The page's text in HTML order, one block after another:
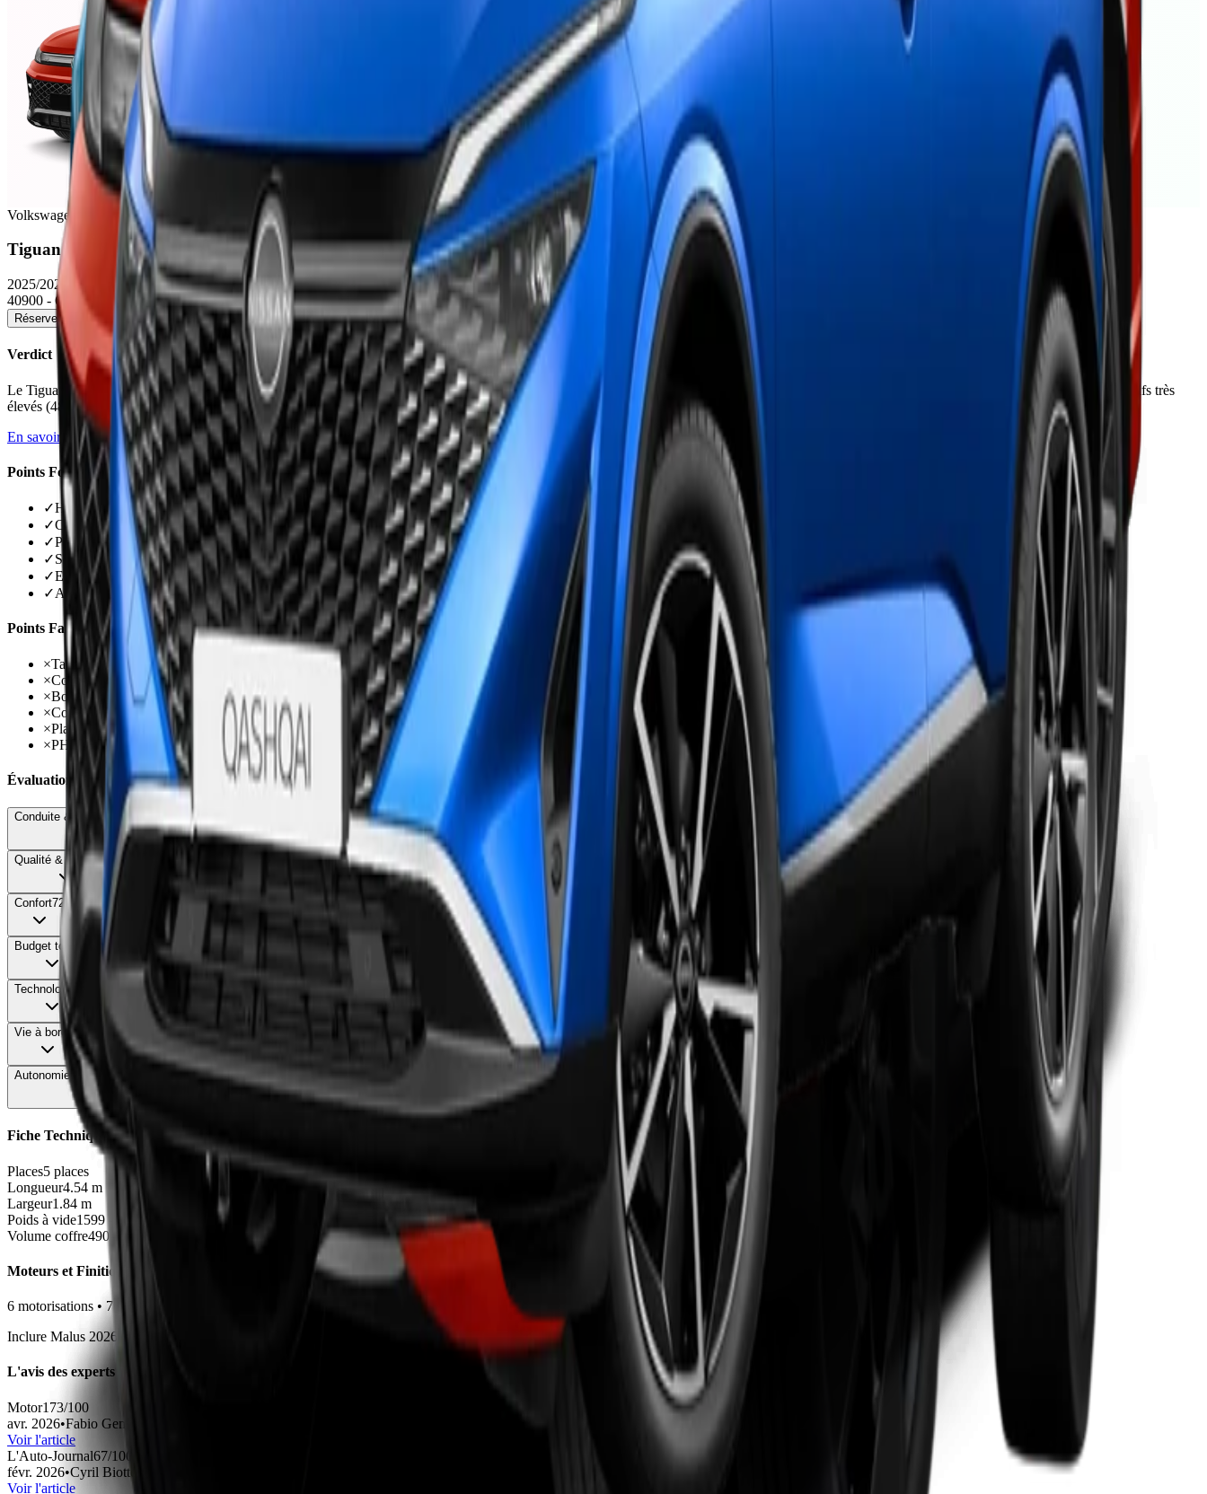
Volkswagen
Tiguan
2025/2026
40900 - 68600 €
Réserver un essai Voir la fiche détaillée →
Verdict
Le Tiguan III impressionne par son habitabilité record et ses technologies enfin abouties. La version PHEV 204 ch se démarque avec 119 km d'autonomie électrique et 2,2 l/100 en hybride. Mais les tarifs très
élevés (48 600 à 61 150 €) et la consommation décevante du 1.5 eTSI thermique (7,8 l/100) freinent l'enthousiasme face aux rivaux full hybrid moins chers.
En savoir plus →
Points Forts
✓Habitabilité exceptionnelle, meilleure du segment
✓Coffre record de 652 litres très modulable
✓PHEV 204 ch : 119 km autonomie électrique WLTP
✓Système multimédia enfin réactif et fluide
✓Ergonomie améliorée avec vrais boutons physiques
✓Aides à la conduite niveau 2 parmi les meilleures
Points Faibles
×Tarifs très élevés dès 48 600 €
×Consommation 1.5 eTSI décevante 7 à 8 l/100 km
×Boîte DSG7 lente et hésitante
×Confort trop ferme avec jantes 20 pouces
×Plastiques durs en partie basse
×PHEV : coffre réduit à 490 litres
Évaluations Détaillées
Conduite & Maniabilité
Qualité & Finition 72
Confort72
Budget total
Technologie
Vie à bord 85
Autonomie & Recharge
Fiche Technique
Places5 places
Longueur4.54 m
Largeur1.84 m
Poids à vide1599 - 1879
Volume coffre490 - 652
Moteurs et Finitions
6 motorisations • 7 finition
Inclure Malus 2026
L'avis des experts
Motor1 73/100
avr. 2026•Fabio Gemelli
Voir l'article
L'Auto-Journal67/100
févr. 2026•Cyril Biotteau
Voir l'article